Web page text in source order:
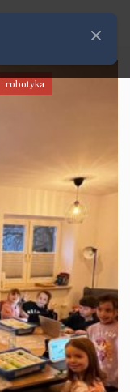
robotyka
Zamknij